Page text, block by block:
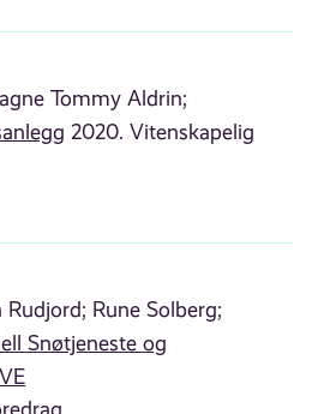
Tommy Aldrin;
2020. Vitenskapelig
Rune Solberg;
Snøtjeneste og